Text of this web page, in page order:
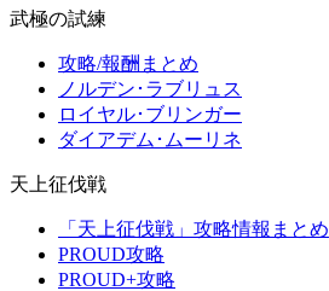
武極の試練
攻略/報酬まとめ
ノルデン･ラブリュス
ロイヤル･ブリンガー
ダイアデム･ムーリネ
天上征伐戦
「天上征伐戦」攻略情報まとめ
PROUD攻略
PROUD+攻略